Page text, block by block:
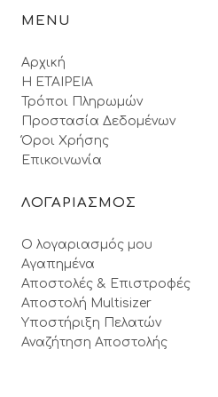
MENU
Αρχική
Η ΕΤΑΙΡΕΙΑ
Τρόποι Πληρωμών
Προστασία Δεδομένων
Όροι Xρήσης
Επικοινωνία
ΛΟΓΑΡΙΑΣΜΟΣ
Ο λογαριασμός μου
Αγαπημένα
Αποστολές & Επιστροφές
Αποστολή Multisizer
Υποστήριξη Πελατών
Αναζήτηση Αποστολής